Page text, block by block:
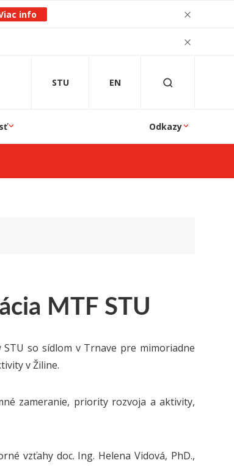
info
STU EN
Odkazy
MTF STU
so sídlom v Trnave pre mimoriadne
v Žiline.
zameranie, priority rozvoja a aktivity,
vzťahy doc. Ing. Helena Vidová, PhD.,